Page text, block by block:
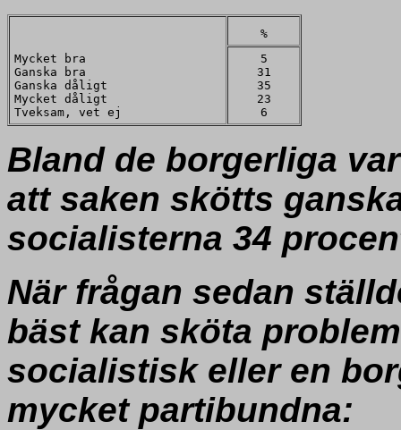
Mycket bra
Ganska bra
Ganska dåligt
Mycket dåligt
Tveksam, vet ej
%
5
31
35
23
6
Bland de borgerliga
att saken skötts
socialisterna 34
När frågan sedan
bäst kan sköta
socialistisk eller en
mycket partibundna: